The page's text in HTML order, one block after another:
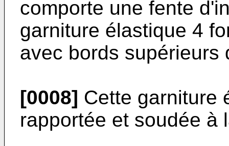
comporte une fente
garniture élastique 4
avec bords supérieurs
[0008] Cette garniture
rapportée et soudée à